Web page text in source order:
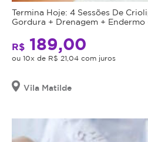
Termina Hoje: 4 Sessões De
Gordura + Drenagem + Endermo
R$ 189,00
ou 10x de R$ 21,04 com juros
Vila Matilde